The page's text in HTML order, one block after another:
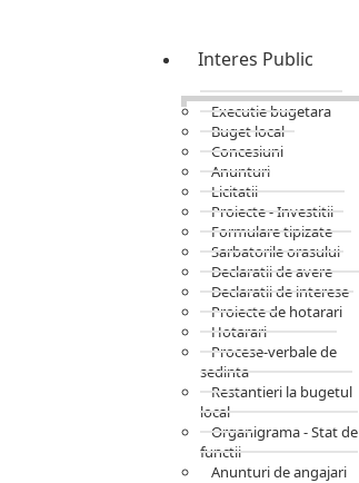
Interes Public
Executie bugetara
Buget local
Concesiuni
Anunturi
Licitatii
Proiecte - Investitii
Formulare tipizate
Sarbatorile orasului
Declaratii de avere
Declaratii de interese
Proiecte de hotarari
Hotarari
Procese-verbale de
sedinta
Restantieri la bugetul
local
Organigrama - Stat de
functii
Anunturi de angajari